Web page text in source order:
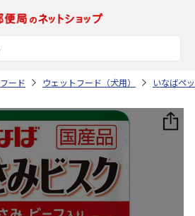
フード ウェットフード（犬用） いなばペ